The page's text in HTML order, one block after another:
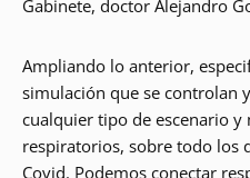
Gabinete, doctor Alejandro
Ampliando lo anterior,
simulación que se controlan
cualquier tipo de escenario y
respiratorios, sobre todo los
Covid. Podemos conectar